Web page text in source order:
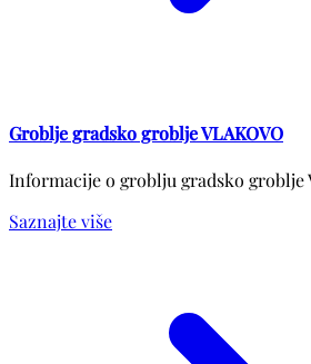
Groblje gradsko groblje VLAKOVO
Informacije o groblju gradsko groblje
Saznajte više